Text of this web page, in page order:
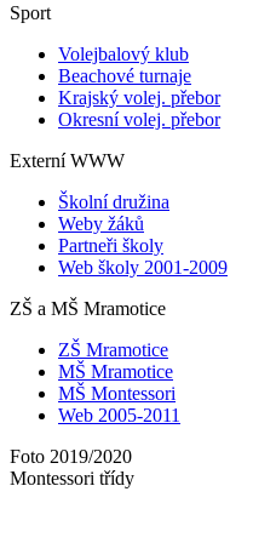
Sport
Volejbalový klub
Beachové turnaje
Krajský volej. přebor
Okresní volej. přebor
Externí WWW
Školní družina
Weby žáků
Partneři školy
Web školy 2001-2009
ZŠ a MŠ Mramotice
ZŠ Mramotice
MŠ Mramotice
MŠ Montessori
Web 2005-2011
Foto 2019/2020
Montessori třídy